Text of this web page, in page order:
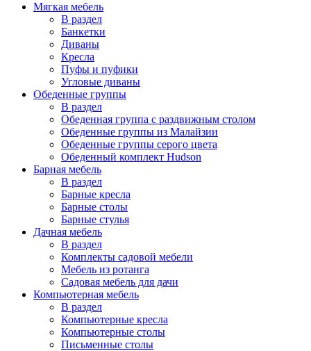
Мягкая мебель
В раздел
Банкетки
Диваны
Кресла
Пуфы и пуфики
Угловые диваны
Обеденные группы
В раздел
Обеденная группа с раздвижным столом
Обеденные группы из Малайзии
Обеденные группы серого цвета
Обеденный комплект Hudson
Барная мебель
В раздел
Барные кресла
Барные столы
Барные стулья
Дачная мебель
В раздел
Комплекты садовой мебели
Мебель из ротанга
Садовая мебель для дачи
Компьютерная мебель
В раздел
Компьютерные кресла
Компьютерные столы
Письменные столы